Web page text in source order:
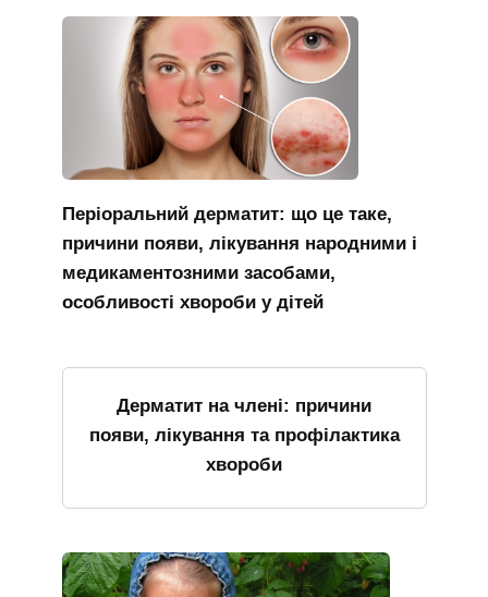
Періоральний дерматит: що це таке,
причини появи, лікування народними і
медикаментозними засобами,
особливості хвороби у дітей
Дерматит на члені: причини
появи, лікування та профілактика
хвороби